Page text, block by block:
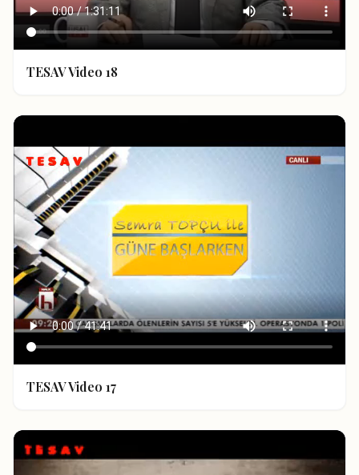
TESAV Video 18
TESAV Video 17